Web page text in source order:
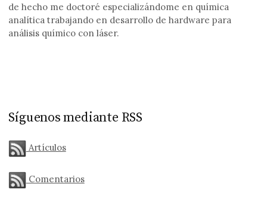
de hecho me doctoré especializándome en química
analítica trabajando en desarrollo de hardware para
análisis químico con láser.
Síguenos mediante RSS
Artículos
Comentarios